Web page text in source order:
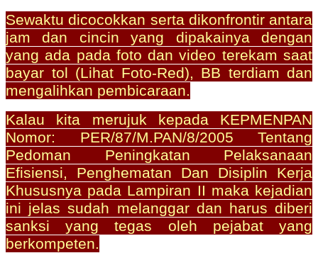
Sewaktu dicocokkan serta dikonfrontir antara
jam dan cincin yang dipakainya dengan
yang ada pada foto dan video terekam saat
bayar tol (Lihat Foto-Red), BB terdiam dan
mengalihkan pembicaraan.
Kalau kita merujuk kepada KEPMENPAN
Nomor: PER/87/M.PAN/8/2005 Tentang
Pedoman Peningkatan Pelaksanaan
Efisiensi, Penghematan Dan Disiplin Kerja
Khususnya pada Lampiran II maka kejadian
ini jelas sudah melanggar dan harus diberi
sanksi yang tegas oleh pejabat yang
berkompeten.